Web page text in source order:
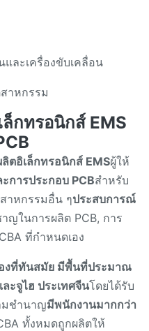
รผลิตจํานวนมาก
ละเครื่องขับเคลื่อน
าหกรรม
กทรอนิกส์ EMS
ตอิเล็กทรอนิกส์ EMSผู้ให้
การประกอบ PCBสําหรับ
าหกรรมอื่น ๆประสบการณ์
าญในการผลิต PCB, การ
ที่กําหนดเอง
องที่ทันสมัย มีพื้นที่ประมาณ
ละจูไฮ ประเทศจีนโดยได้รับ
มชํานาญมีพนักงานมากกว่า
ทั้งหมดถูกผลิตให้